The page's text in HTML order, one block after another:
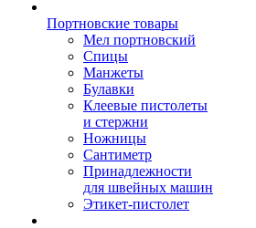
Портновские товары
Мел портновский
Спицы
Манжеты
Булавки
Клеевые пистолеты
и стержни
Ножницы
Сантиметр
Принадлежности
для швейных машин
Этикет-пистолет